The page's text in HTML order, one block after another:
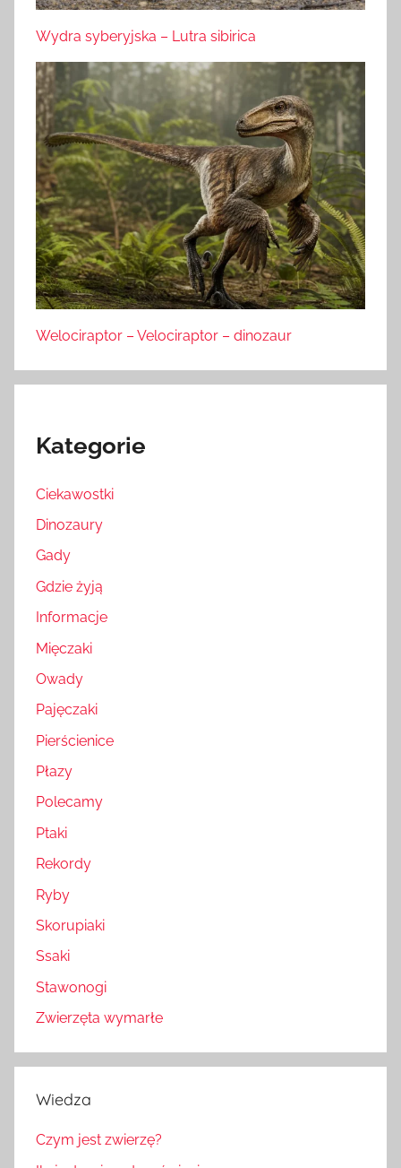
Wydra syberyjska – Lutra sibirica
Welociraptor – Velociraptor – dinozaur
Kategorie
Ciekawostki
Dinozaury
Gady
Gdzie żyją
Informacje
Mięczaki
Owady
Pajęczaki
Pierścienice
Płazy
Polecamy
Ptaki
Rekordy
Ryby
Skorupiaki
Ssaki
Stawonogi
Zwierzęta wymarłe
Wiedza
Czym jest zwierzę?